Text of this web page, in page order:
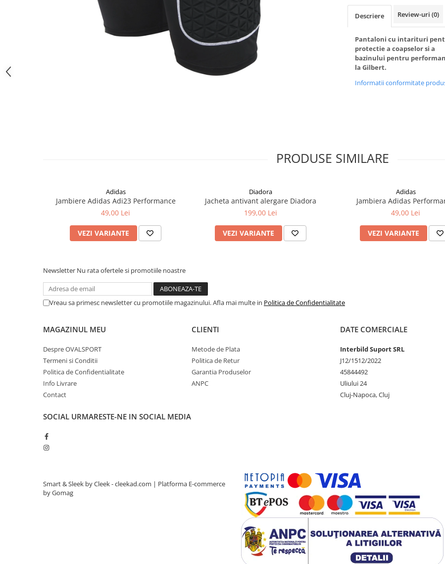
Descriere Review-uri (0)
Pantaloni cu intarituri
protectie a coapselor si a
bazinului pentru
la Gilbert.
Informatii conformitate
PRODUSE SIMILARE
Adidas
Jambiere Adidas Adi23 Performance
49,00 Lei
VEZI VARIANTE
Diadora
Jacheta antivant alergare Diadora
199,00 Lei
VEZI VARIANTE
Adidas
Jambiera Adidas
49,00 Lei
VEZI VARIANTE
Newsletter Nu rata ofertele si promotiile noastre
Vreau sa primesc newsletter cu promotiile magazinului. Afla mai multe in Politica de Confidentialitate
MAGAZINUL MEU
Despre OVALSPORT
Termeni si Conditii
Politica de Confidentialitate
Info Livrare
Contact
CLIENTI
Metode de Plata
Politica de Retur
Garantia Produselor
ANPC
DATE COMERCIALE
Interbild Suport SRL
J12/1512/2022
45844492
Uliului 24
Cluj-Napoca, Cluj
SOCIAL URMARESTE-NE IN SOCIAL MEDIA
Smart & Sleek by Cleek - cleekad.com | Platforma E-commerce
by Gomag